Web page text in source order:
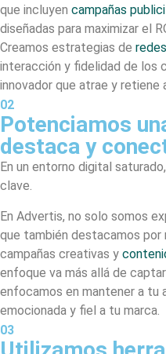
que incluyen campañas
diseñadas para maximizar el
Creamos estrategias de
interacción y fidelidad de los
innovador que atrae y retiene
02
Potenciamos
destaca y
En un entorno digital
clave.
En Advertis, no solo somos
que también destacamos
campañas creativas y
enfoque va más allá de
enfocamos en mantener a tu
emocionada y fiel a tu marca.
03